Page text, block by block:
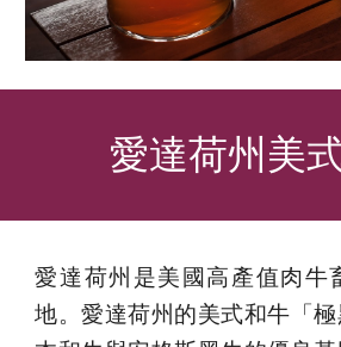
愛達荷州美
愛達荷州是美國高產值肉牛
地。愛達荷州的美式和牛 「